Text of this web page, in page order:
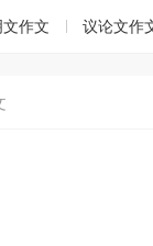
作文 议论文作